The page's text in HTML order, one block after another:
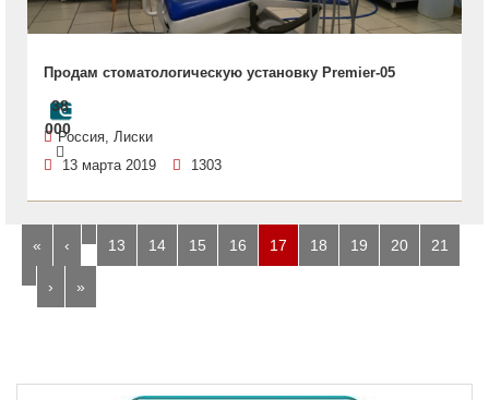
Продам стоматологическую установку Premier-05
38
000Россия, Лиски
13 марта 2019
1303
« ‹ 13 14 15 16 17 18 19 20 21
› »